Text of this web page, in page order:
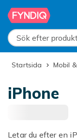
Hoppa till
Sök efter produkter
Startsida Mobil
iPhone
Letar du efter en